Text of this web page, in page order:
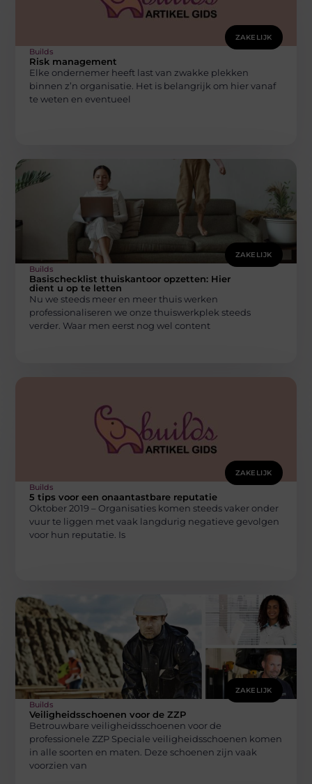
ZAKELIJK
Builds
Risk management
Elke ondernemer heeft last van zwakke plekken
binnen z’n organisatie. Het is belangrijk om hier vanaf
te weten en eventueel
ZAKELIJK
Builds
Basischecklist thuiskantoor opzetten: Hier
dient u op te letten
Nu we steeds meer en meer thuis werken
professionaliseren we onze thuiswerkplek steeds
verder. Waar men eerst nog wel content
ZAKELIJK
Builds
5 tips voor een onaantastbare reputatie
Oktober 2019 – Organisaties komen steeds vaker onder
vuur te liggen met vaak langdurig negatieve gevolgen
voor hun reputatie. Is
ZAKELIJK
Builds
Veiligheidsschoenen voor de ZZP
Betrouwbare veiligheidsschoenen voor de
professionele ZZP Speciale veiligheidsschoenen komen
in alle soorten en maten. Deze schoenen zijn vaak
voorzien van